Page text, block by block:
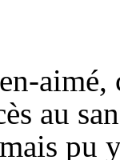
aimé,
au
pu